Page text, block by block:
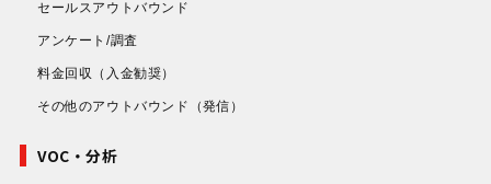
セールスアウトバウンド
アンケート/調査
料金回収 （入金勧奨）
その他のアウトバウンド （発信）
VOC・分析